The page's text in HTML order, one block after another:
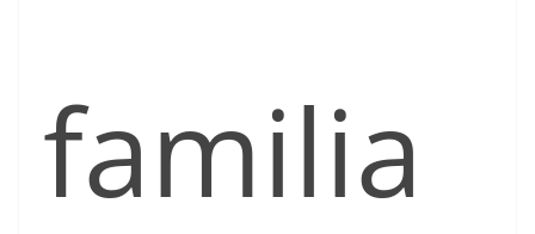
familia